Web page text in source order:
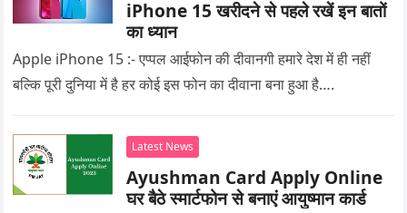
iPhone 15 खरीदने से पहले रखें इन बातों
का ध्यान
Apple iPhone 15 :- एप्पल आईफोन की दीवानगी हमारे देश में ही नहीं
बल्कि पूरी दुनिया में है हर कोई इस फोन का दीवाना बना हुआ है….
Latest News
Ayushman Card Apply Online
घर बैठे स्मार्टफोन से बनाएं आयुष्मान कार्ड